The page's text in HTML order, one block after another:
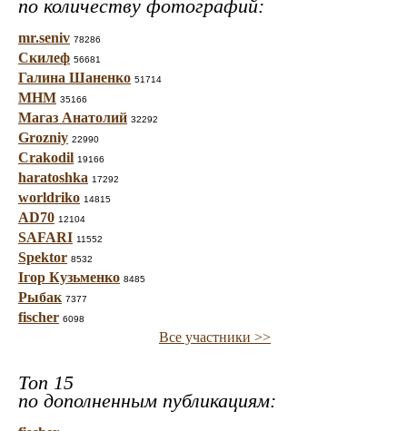
по количеству фотографий:
mr.seniv 78286
Скилеф 56681
Галина Шаненко 51714
МНМ 35166
Магаз Анатолий 32292
Grozniy 22990
Crakodil 19166
haratoshka 17292
worldriko 14815
AD70 12104
SAFARI 11552
Spektor 8532
Ігор Кузьменко 8485
Рыбак 7377
fischer 6098
Все участники >>
Топ 15
по дополненным публикациям: